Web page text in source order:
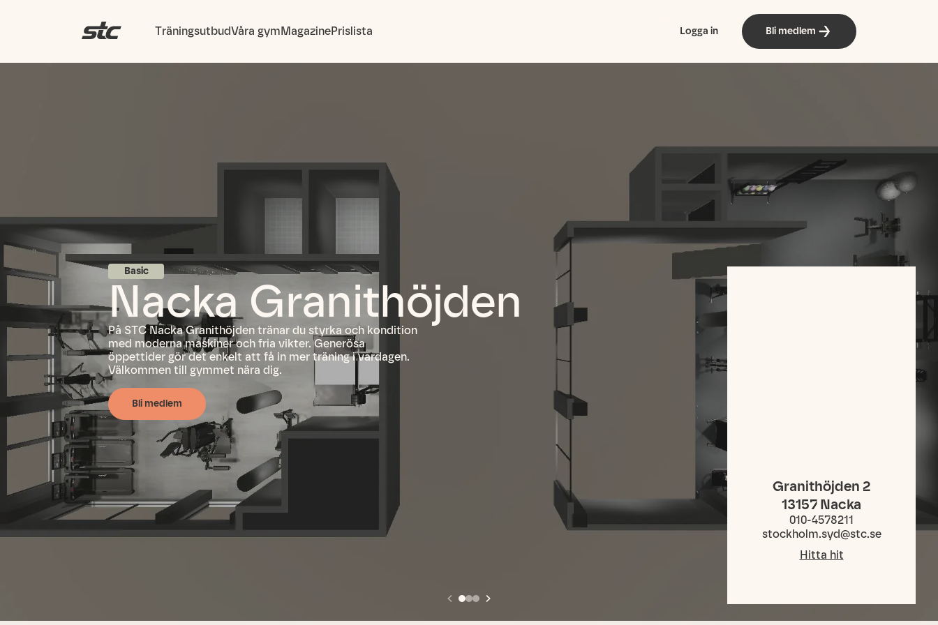
TräningsutbudVåra gymMagazinePrislista Logga in Bli medlem
Basic
Nacka Granithöjden
På STC Nacka Granithöjden tränar du styrka och kondition
med moderna maskiner och fria vikter. Generösa
öppettider gör det enkelt att få in mer träning i vardagen.
Välkommen till gymmet nära dig.
Bli medlem
Granithöjden 2
13157 Nacka
010-4578211
stockholm.syd@stc.se
Hitta hit